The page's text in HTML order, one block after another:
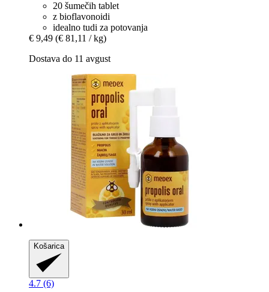
20 šumečih tablet
z bioflavonoidi
idealno tudi za potovanja
€ 9,49 (€ 81,11 / kg)
Dostava do 11 avgust
Košarica
4.7 (6)